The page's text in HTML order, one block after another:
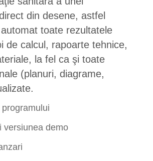
din desene, astfel
toate rezultatele
de calcul, rapoarte tehnice,
la fel ca şi toate
(planuri, diagrame,
versiunea demo